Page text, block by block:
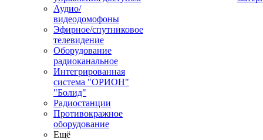
Аудио/
видеодомофоны
Эфирное/спутниковое
телевидение
Оборудование
радиоканальное
Интегрированная
система "ОРИОН"
"Болид"
Радиостанции
Противокражное
оборудование
Ещё